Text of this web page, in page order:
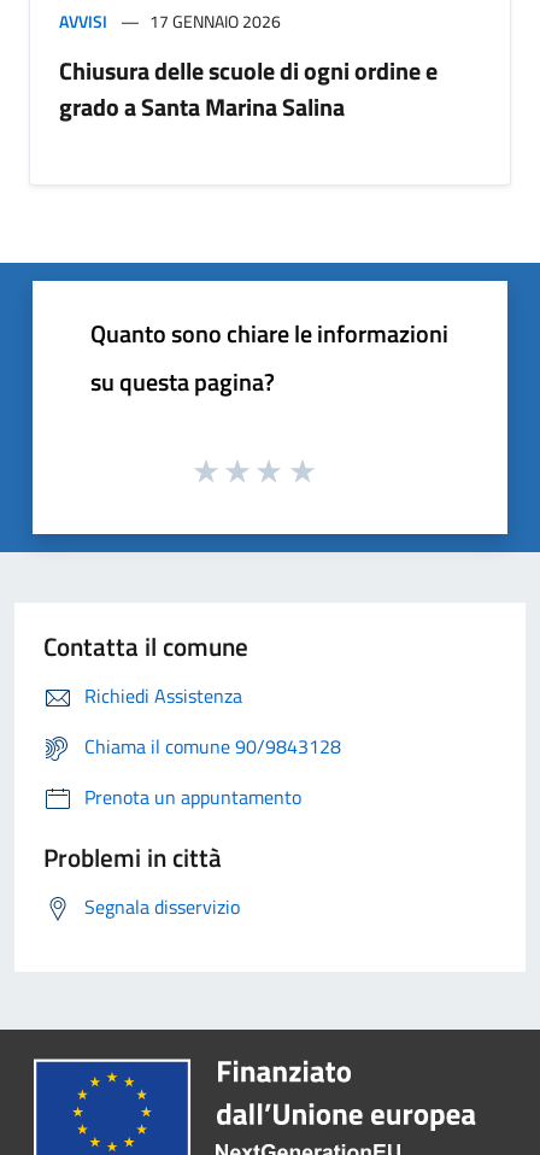
AVVISI 17 GENNAIO 2026
Chiusura delle scuole di ogni ordine e
grado a Santa Marina Salina
Quanto sono chiare le informazioni
su questa pagina?
Contatta il comune
Richiedi Assistenza
Chiama il comune 90/9843128
Prenota un appuntamento
Problemi in città
Segnala disservizio